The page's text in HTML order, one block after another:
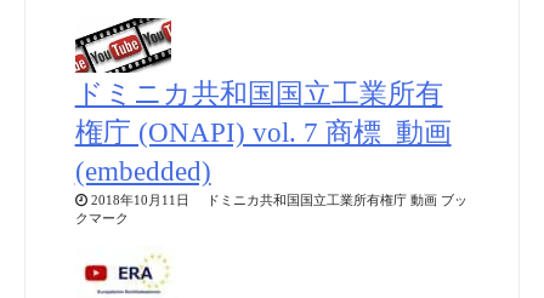
ドミニカ共和国国立工業所有
権庁 (ONAPI) vol. 7 商標_動画
(embedded)
2018年10月11日 ドミニカ共和国国立工業所有権庁 動画 ブッ
クマーク